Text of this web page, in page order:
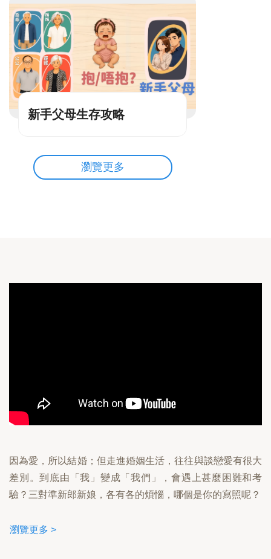
新手父母生存攻略
瀏覽更多
因為愛，所以結婚；但走進婚姻生活，往往與談戀愛有很大
差別。到底由「我」變成「我們」，會遇上甚麼困難和考
驗？三對準新郎新娘，各有各的煩惱，哪個是你的寫照呢？
瀏覽更多 >